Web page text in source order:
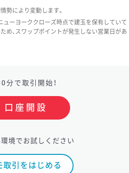
勢により変動します。
ューヨーククローズ時点で建玉を保有していて
め、スワップポイントが発生しない営業日があ
分で取引開始！
口座開設
境でお試しください
取引をはじめる